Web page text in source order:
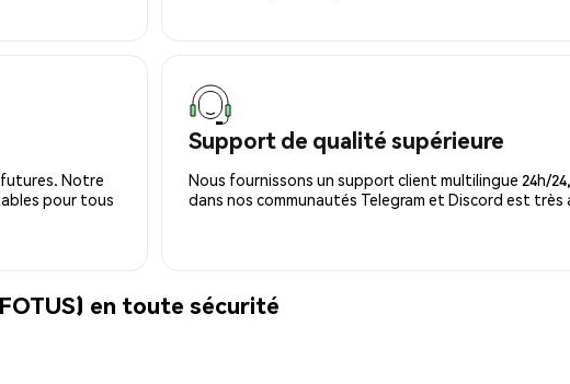
Notre
pour tous
Support de qualité supérieure
Nous fournissons un support client multilingue 24h/
dans nos communautés Telegram et Discord est très
en toute sécurité